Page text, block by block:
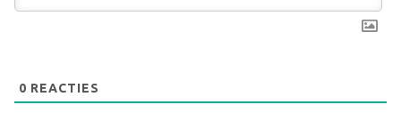
0 REACTIES